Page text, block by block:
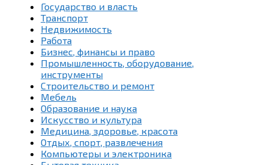
Государство и власть
Транспорт
Недвижимость
Работа
Бизнес, финансы и право
Промышленность, оборудование,
инструменты
Строительство и ремонт
Мебель
Образование и наука
Искусство и культура
Медицина, здоровье, красота
Отдых, спорт, развлечения
Компьютеры и электроника